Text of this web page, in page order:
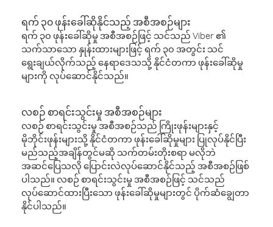
ရက် ၃၀ ဖုန်းခေါ်ဆိုနိုင်သည့် အစီအစဉ်များ
ရက် ၃၀ ဖုန်းခေါ်ဆိုမှု အစီအစဉ်ဖြင့် သင်သည် Viber ၏
သက်သာသော နှုန်းထားများဖြင့် ရက် ၃၀ အတွင်း သင်
ရွေးချယ်လိုက်သည့် နေရာဒေသသို့ နိုင်ငံတကာ ဖုန်းခေါ်ဆိုမှု
များကို လုပ်ဆောင်နိုင်သည်။
လစဉ် စာရင်းသွင်းမှု အစီအစဉ်များ
လစဉ် စာရင်းသွင်းမှု အစီအစဉ်သည် ကြိုးဖုန်းများနှင့်
မိုဘိုင်းဖုန်းများသို့ နိုင်ငံတကာ ဖုန်းခေါ်ဆိုမှုများ ပြုလုပ်နိုင်ပြီး
မည်သည့်အချိန်တွင်မဆို သက်တမ်းတိုးစရာ မလိုဘဲ
အဆင်ပြေသလို ပြောင်းလဲလုပ်ဆောင်နိုင်သည့် အစီအစဉ်ဖြစ်
ပါသည်။ လစဉ် စာရင်းသွင်းမှု အစီအစဉ်ဖြင့် သင်သည်
လုပ်ဆောင်ထားပြီးသော ဖုန်းခေါ်ဆိုမှုများတွင် ပိုက်ဆံချွေတာ
နိုင်ပါသည်။